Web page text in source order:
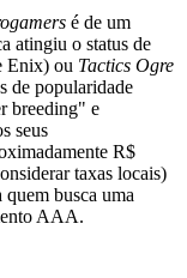
é de um
atingiu o status de
Enix) ou Tactics Ogre
de popularidade
breeding" e
seus
R$
taxas locais)
busca uma
AAA.